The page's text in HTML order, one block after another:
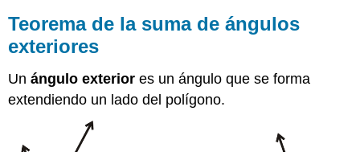
Teorema de la suma de ángulos
exteriores
Unángulo exterior es un ángulo que se forma
extendiendo un lado del polígono.